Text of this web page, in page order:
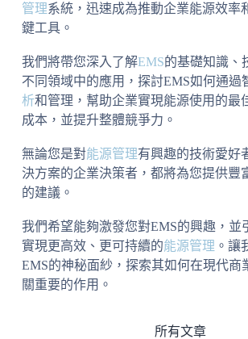
管理系統，迅速成為推動企業能源效率
鍵工具。
我們將帶您深入了解EMS的基礎知識、
不同領域中的應用，探討EMS如何通過
析和管理，幫助企業實現能源使用的最
成本，並提升整體競爭力。
無論您是對能源管理有興趣的技術愛好
決方案的企業決策者，都將為您提供豐
的建議。
我們希望能夠激發您對EMS的興趣，並
實現更高效、更可持續的能源管理 。讓
EMS的神秘面紗，探索其如何在現代商
關重要的作用。
所有文章